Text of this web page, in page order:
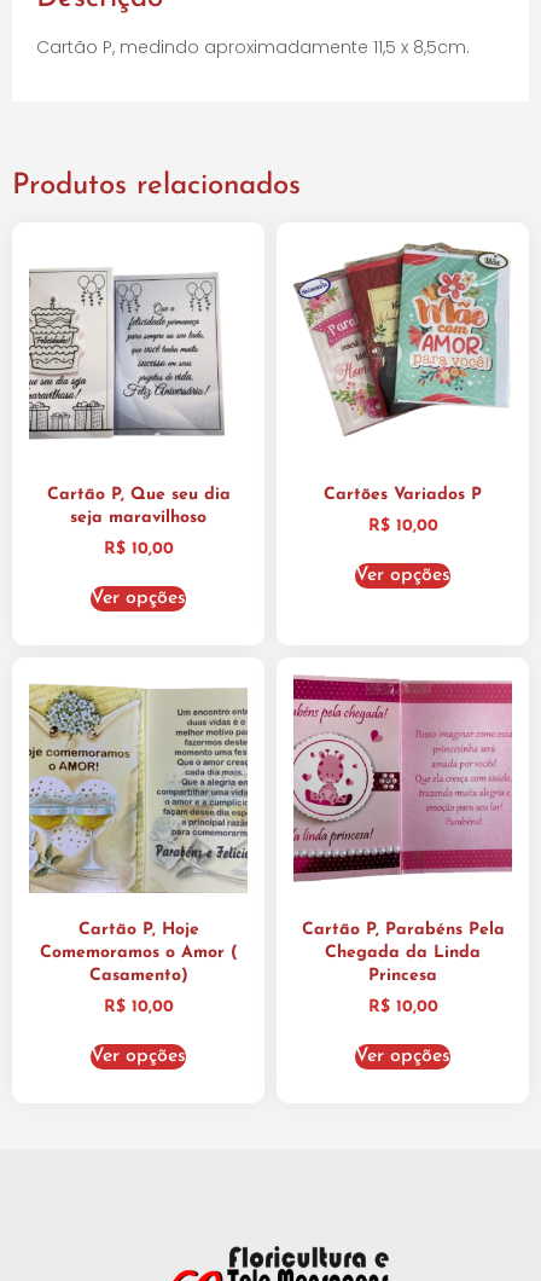
Cartão P, medindo aproximadamente 11,5 x 8,5cm.
Produtos relacionados
Cartão P, Que seu dia
seja maravilhoso
R$10,00
Ver opções
Cartões Variados P
R$10,00
Ver opções
Cartão P, Hoje
Comemoramos o Amor (
Casamento)
R$10,00
Ver opções
Cartão P, Parabéns Pela
Chegada da Linda
Princesa
R$10,00
Ver opções